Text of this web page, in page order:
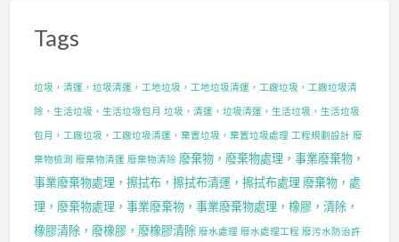
Tags
垃圾，清運，垃圾清運，工地垃圾，工地垃圾清運，工廠垃圾，工廠垃圾清
除，生活垃圾，生活垃圾包月 垃圾，清運，垃圾清運，生活垃圾，生活垃圾
包月，工廠垃圾，工廠垃圾清運，棄置垃圾，棄置垃圾處理 工程規劃設計 廢
棄物檢測 廢棄物清運 廢棄物清除 廢棄物，廢棄物處理，事業廢棄物，
事業廢棄物處理，擦拭布，擦拭布清運，擦拭布處理 廢棄物，處
理，廢棄物處理，事業廢棄物，事業廢棄物處理，橡膠，清除，
橡膠清除，廢橡膠，廢橡膠清除 廢水處理 廢水處理工程 廢污水防治許